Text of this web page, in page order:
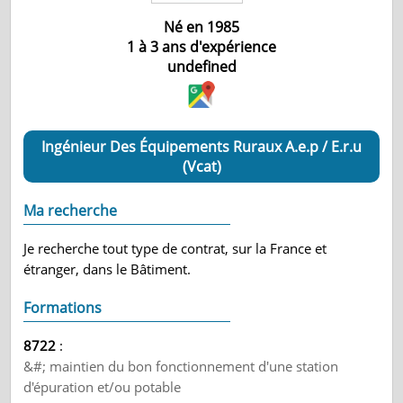
Né en 1985
1 à 3 ans d'expérience
undefined
Ingénieur Des Équipements Ruraux A.e.p / E.r.u
(Vcat)
Ma recherche
Je recherche tout type de contrat, sur la France et
étranger, dans le Bâtiment.
Formations
8722 :
&#; maintien du bon fonctionnement d'une station
d'épuration et/ou potable